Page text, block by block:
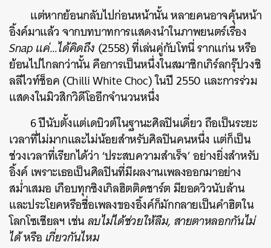
แต่หากย้อนกลับไปก่อนหน้านั้น หลายคนอาจคุ้นหน้า
อิ้งค์มาแล้ว จากบทบาทการแสดงนำในภาพยนตร์เรื่อง
Snap แค่…ได้คิดถึง (2558) ที่เล่นคู่กับโทนี่ รากแก่น หรือ
ย้อนไปไกลกว่านั้น คือการเป็นหนึ่งในสมาชิกเกิร์ลกรุ๊ปวงชิ
ลลีไวท์ช็อค (Chilli White Choc) ในปี 2550 และการร่วม
แสดงในมิวสิกวิดีโออีกจำนวนหนึ่ง
6 ปีนับตั้งแต่เดบิวต์ในฐานะศิลปินเดี่ยว ถือเป็นระยะ
เวลาที่ไม่มากและไม่น้อยสำหรับศิลปินคนหนึ่ง แต่ก็เป็น
ช่วงเวลาที่เรียกได้ว่า ‘ประสบความสำเร็จ’ อย่างยิ่งสำหรับ
อิ้งค์ เพราะเธอเป็นศิลปินที่มีผลงานเพลงออกมาอย่าง
สม่ำเสมอ เกือบทุกซิงเกิลฮิตติดชาร์ต มียอดวิวนับล้าน
และประโยคหรือชื่อเพลงของอิ้งค์ก็มักกลายเป็นคำฮิตใน
โลกโซเชียลฯ เช่นลบไม่ได้ช่วยให้ลืม, สายตาหลอกกันไม่
ได้หรือ เกี่ยวกันไหม